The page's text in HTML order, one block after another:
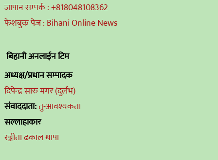
जापान सम्पर्क : +818048108362
फेशबुक पेज : Bihani Online News
बिहानी अनलाईन टिम
अध्यक्ष/प्रधान सम्पादक
दिपेन्द्र सारु मगर (दुर्लभ)
संवाददाता:तु-आवश्यकता
सल्लाहाकार
रञ्जीता ढकाल थापा